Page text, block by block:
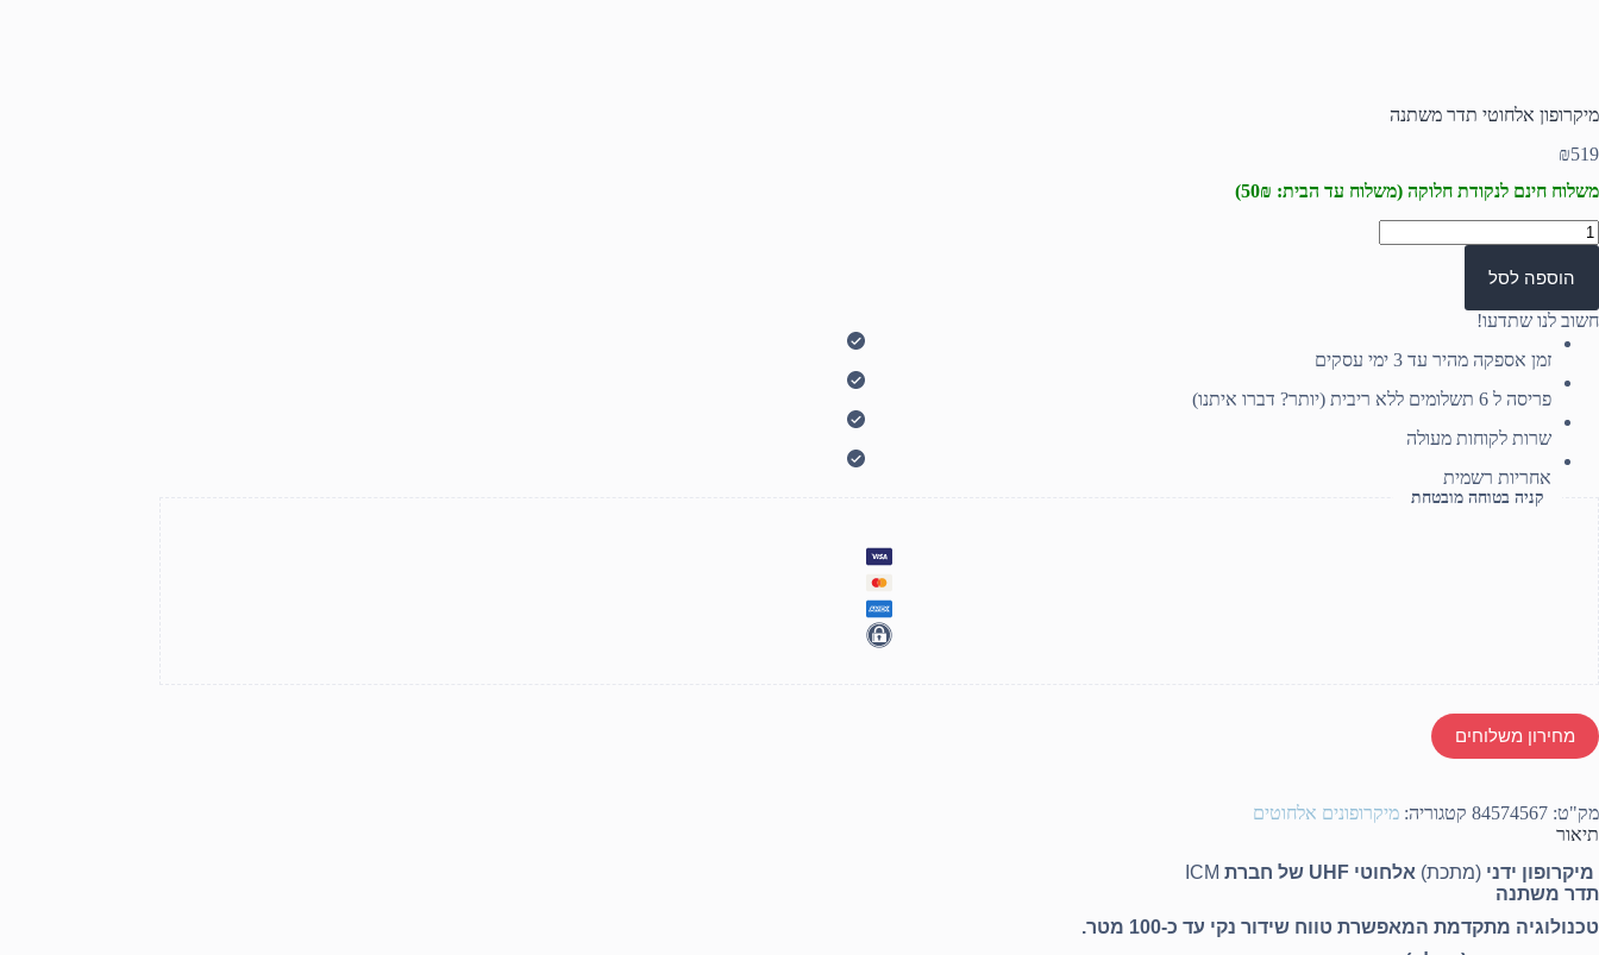
מיקרופון אלחוטי תדר משתנה
₪519
משלוח חינם לנקודת חלוקה (משלוח עד הבית: 50₪)
כמות
של
אלחוטי
תדר
משתנה
הוספה לסל
חשוב לנו שתדעו!
זמן אספקה מהיר עד 3 ימי עסקים
פריסה ל 6 תשלומים ללא ריבית (יותר? דברו איתנו)
שרות לקוחות מעולה
אחריות רשמית
קניה בטוחה מובטחת
מחירון משלוחים
מק"ט: 84574567 קטגוריה: מיקרופונים אלחוטים
תיאור
מיקרופון ידני (מתכת) אלחוטי UHF של חברת
ICM
תדר משתנה
טכנולוגיה מתקדמת המאפשרת טווח שידור נקי עד כ-100 מטר
.